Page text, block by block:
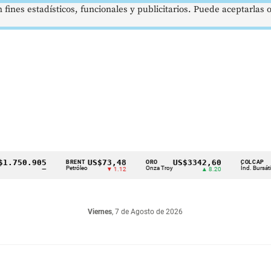
BRENT
Petróleo
US$73,48
▼ 1.12
ORO
Onza Troy
US$3342,60 COLCAP
Índ. Bursátil
Viernes, 7 de Agosto de 2026
estadísticos, funcionales y publicitarios. Puede aceptarlas